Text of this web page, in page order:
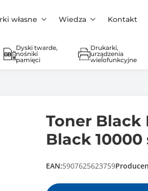
własne Wiedza Kontakt
Dyski twarde,
nośniki
pamięci
Drukarki,
urządzenia
wielofunkcyjne
Toner Black
Black
EAN:5907625623759